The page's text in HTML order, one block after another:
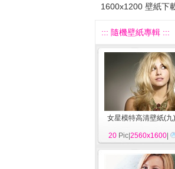
1600x1200 壁紙下
::: 隨機壁紙專輯 :::
女星模特高清壁紙(九
20 Pic|2560x1600